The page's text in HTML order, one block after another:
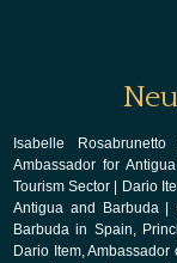
Isabelle
Ambassador for
Tourism Sector
Dario
Antigua and Barbuda|
Barbuda in Spain,
Dario Item,